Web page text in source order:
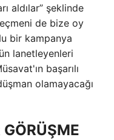
aldılar” şeklinde
de bize oy
bir kampanya
lanetleyenleri
başarılı
olamayacağı